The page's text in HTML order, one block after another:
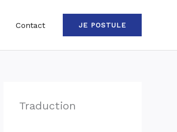
Contact JE POSTULE
Traduction